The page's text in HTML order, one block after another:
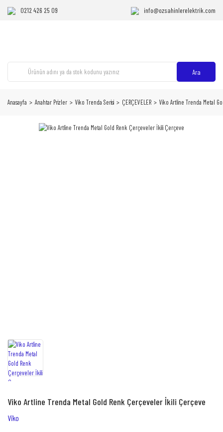
0212 426 25 09 info@ozsahinlerelektrik.com
Ara
Anasayfa Anahtar Prizler Viko Trenda Serisi ÇERÇEVELER Viko Artline Trenda Metal
Viko Artline Trenda Metal Gold Renk Çerçeveler İkili Çerçeve
Viko